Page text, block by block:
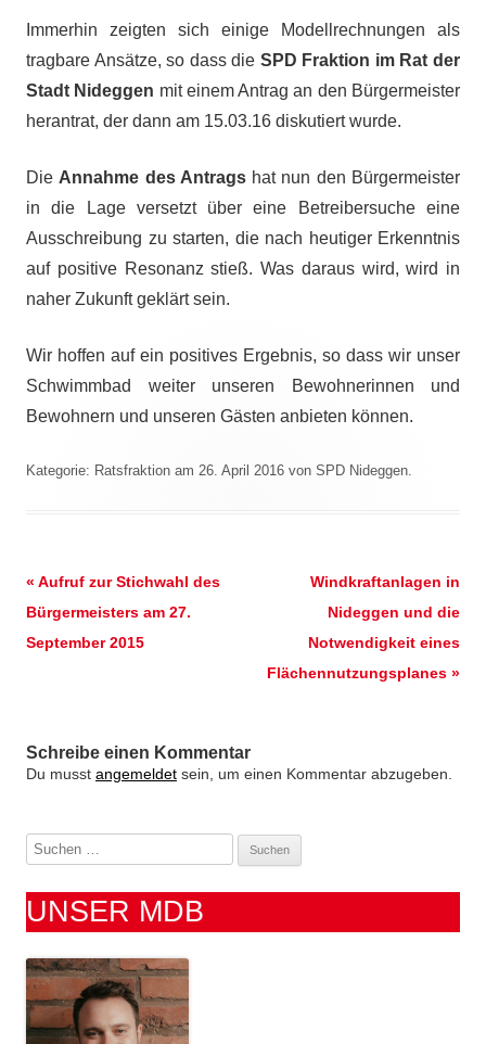
Immerhin zeigten sich einige Modellrechnungen als
tragbare Ansätze, so dass die SPD Fraktion im Rat der
Stadt Nideggen mit einem Antrag an den Bürgermeister
herantrat, der dann am 15.03.16 diskutiert wurde.
Die Annahme des Antragshat nun den Bürgermeister
in die Lage versetzt über eine Betreibersuche eine
Ausschreibung zu starten, die nach heutiger Erkenntnis
auf positive Resonanz stieß. Was daraus wird, wird in
naher Zukunft geklärt sein.
Wir hoffen auf ein positives Ergebnis, so dass wir unser
Schwimmbad weiter unseren Bewohnerinnen und
Bewohnern und unseren Gästen anbieten können.
Kategorie: Ratsfraktion am 26. April 2016 von SPD Nideggen
Beitrags-
Navigation
« Aufruf zur Stichwahl des
Bürgermeisters am 27.
September 2015
Windkraftanlagen in
Nideggen und die
Notwendigkeit eines
Flächennutzungsplanes »
Schreibe einen Kommentar
Du musst angemeldet sein, um einen Kommentar abzugeben.
c
h
n
n
a
UNSER MDB